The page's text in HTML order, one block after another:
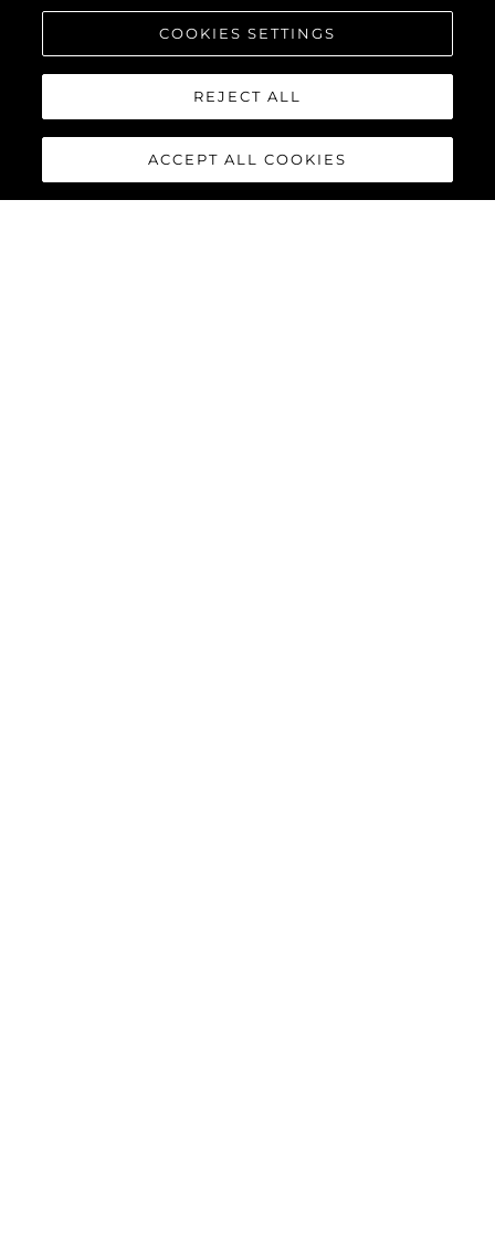
VER MÁS
COOKIES SETTINGS
REJECT ALL
ACCEPT ALL COOKIES